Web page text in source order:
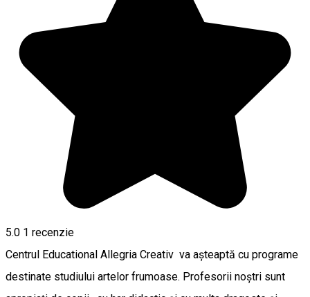
5.0 1 recenzie
Centrul Educational Allegria Creativ va așteaptă cu programe
destinate studiului artelor frumoase. Profesorii noștri sunt